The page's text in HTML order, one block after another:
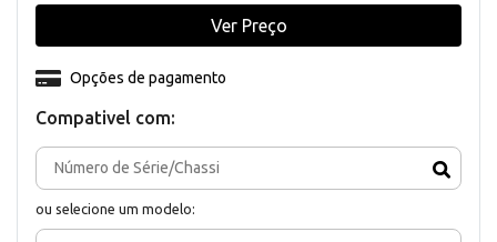
Compativel com:
ou selecione um modelo:
Opções de pagamento
Ver Preço